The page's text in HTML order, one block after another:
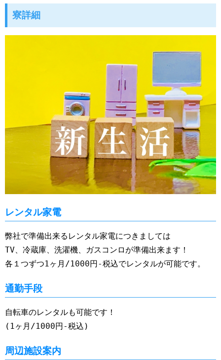
寮詳細
レンタル家電
弊社で準備出来るレンタル家電につきましては
TV、冷蔵庫、洗濯機、ガスコンロが準備出来ます！
各１つずつ1ヶ月/1000円-税込でレンタルが可能です。
通勤手段
自転車のレンタルも可能です！
(1ヶ月/1000円-税込)
周辺施設案内